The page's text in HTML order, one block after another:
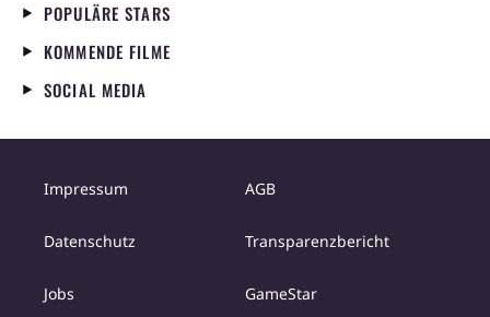
POPULÄRE STARS
KOMMENDE FILME
SOCIAL MEDIA
Impressum AGB
Datenschutz Transparenzbericht
Jobs GameStar